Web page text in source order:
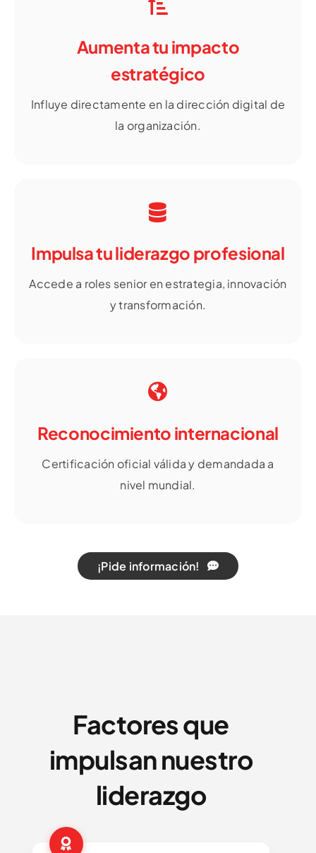
Aumenta tu impacto
estratégico
Influye directamente en la dirección digital de
la organización.
Impulsa tu liderazgo profesional
Accede a roles senior en estrategia, innovación
y transformación.
Reconocimiento internacional
Certificación oficial válida y demandada a
nivel mundial.
¡Pide información!
Factores que
impulsan nuestro
liderazgo